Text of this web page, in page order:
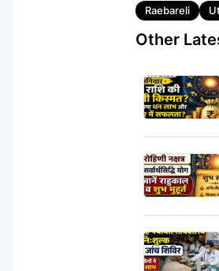
Tags
Raebareli
Other